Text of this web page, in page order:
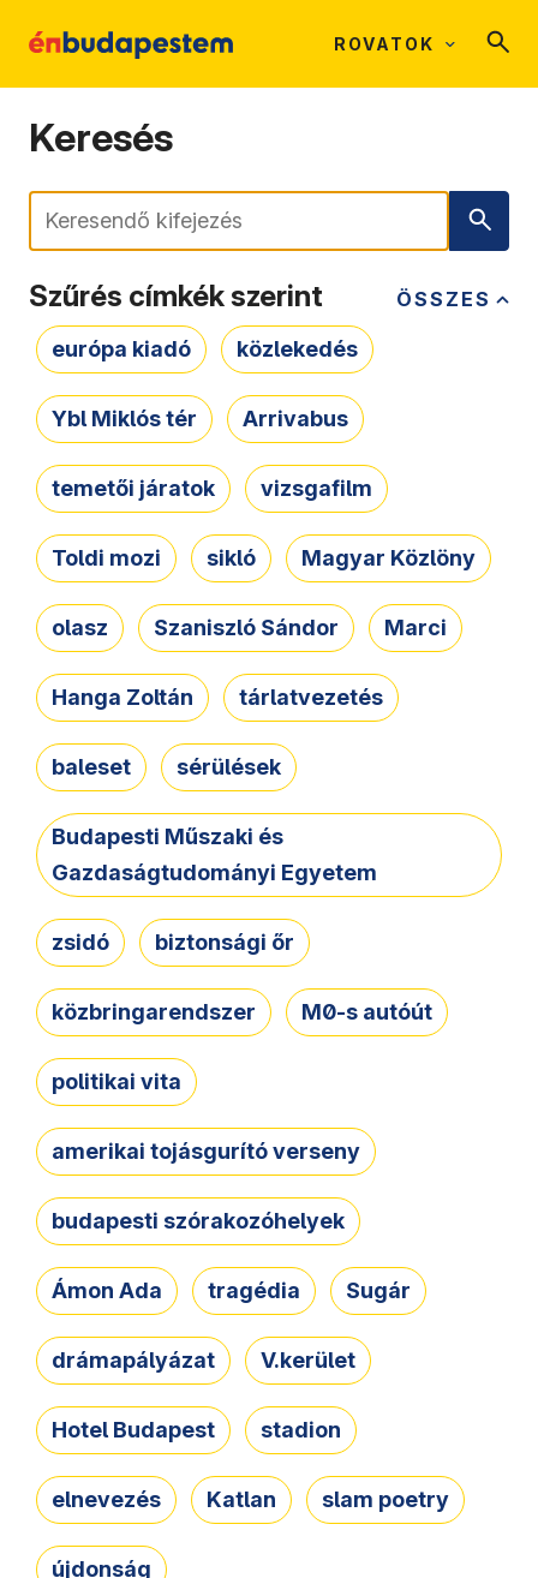
ROVATOK
Keresés
Keresés
ÖSSZES
Szűrés címkék szerint
európa kiadó közlekedés
Ybl Miklós tér Arrivabus
temetői járatok vizsgafilm
Toldi mozi sikló Magyar Közlöny
olasz Szaniszló Sándor Marci
Hanga Zoltán tárlatvezetés
baleset sérülések
Budapesti Műszaki és
Gazdaságtudományi Egyetem
zsidó biztonsági őr
közbringarendszer M0-s autóút
politikai vita
amerikai tojásgurító verseny
budapesti szórakozóhelyek
Ámon Ada tragédia Sugár
drámapályázat V.kerület
Hotel Budapest stadion
elnevezés Katlan slam poetry
újdonság